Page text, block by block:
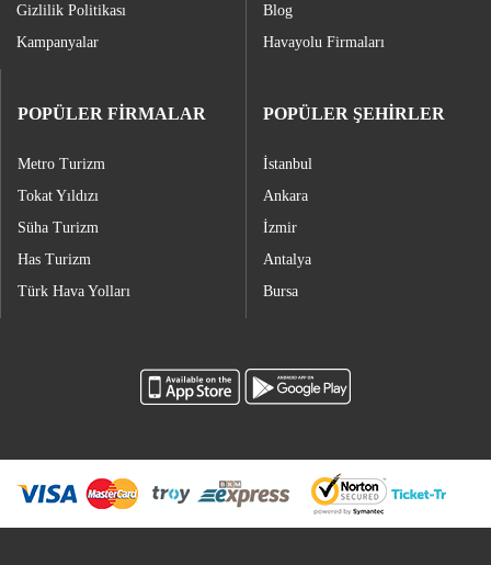
Gizlilik Politikası
Kampanyalar
Blog
Havayolu Firmaları
POPÜLER FİRMALAR
Metro Turizm
Tokat Yıldızı
Süha Turizm
Has Turizm
Türk Hava Yolları
POPÜLER ŞEHİRLER
İstanbul
Ankara
İzmir
Antalya
Bursa